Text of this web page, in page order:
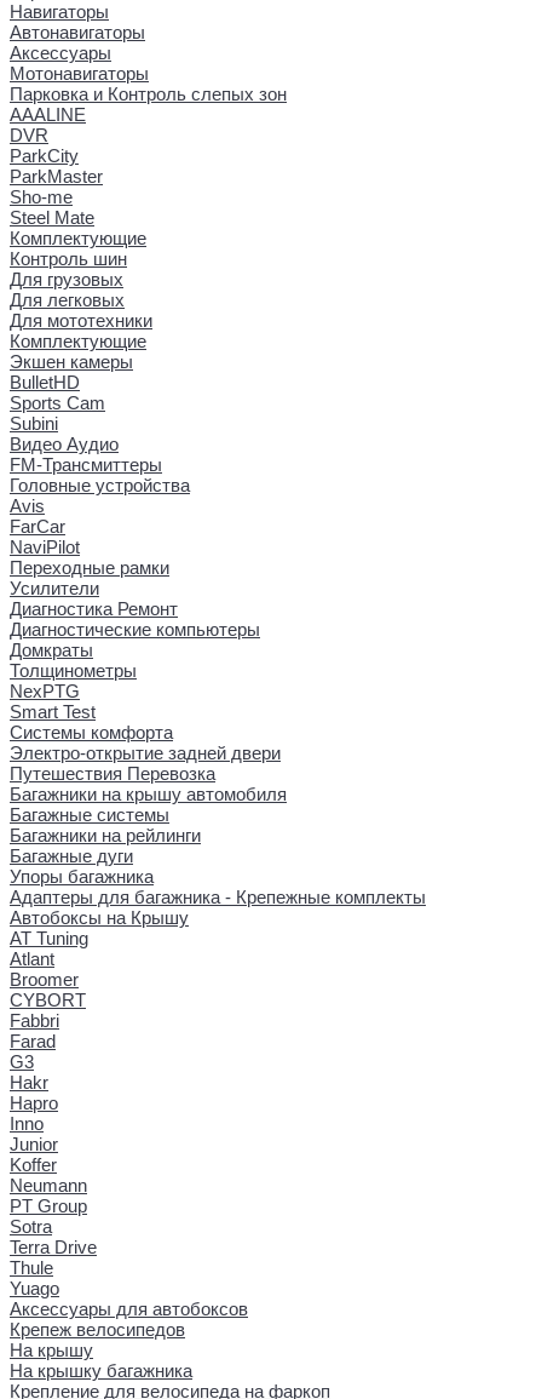
Навигаторы
Автонавигаторы
Аксессуары
Мотонавигаторы
Парковка и Контроль слепых зон
AAALINE
DVR
ParkCity
ParkMaster
Sho-me
Steel Mate
Комплектующие
Контроль шин
Для грузовых
Для легковых
Для мототехники
Комплектующие
Экшен камеры
BulletHD
Sports Cam
Subini
Видео Аудио
FM-Трансмиттеры
Головные устройства
Avis
FarCar
NaviPilot
Переходные рамки
Усилители
Диагностика Ремонт
Диагностические компьютеры
Домкраты
Толщинометры
NexPTG
Smart Test
Системы комфорта
Электро-открытие задней двери
Путешествия Перевозка
Багажники на крышу автомобиля
Багажные системы
Багажники на рейлинги
Багажные дуги
Упоры багажника
Адаптеры для багажника - Крепежные комплекты
Автобоксы на Крышу
AT Tuning
Atlant
Broomer
CYBORT
Fabbri
Farad
G3
Hakr
Hapro
Inno
Junior
Koffer
Neumann
PT Group
Sotra
Terra Drive
Thule
Yuago
Аксессуары для автобоксов
Крепеж велосипедов
На крышу
На крышку багажника
Крепление для велосипеда на фаркоп